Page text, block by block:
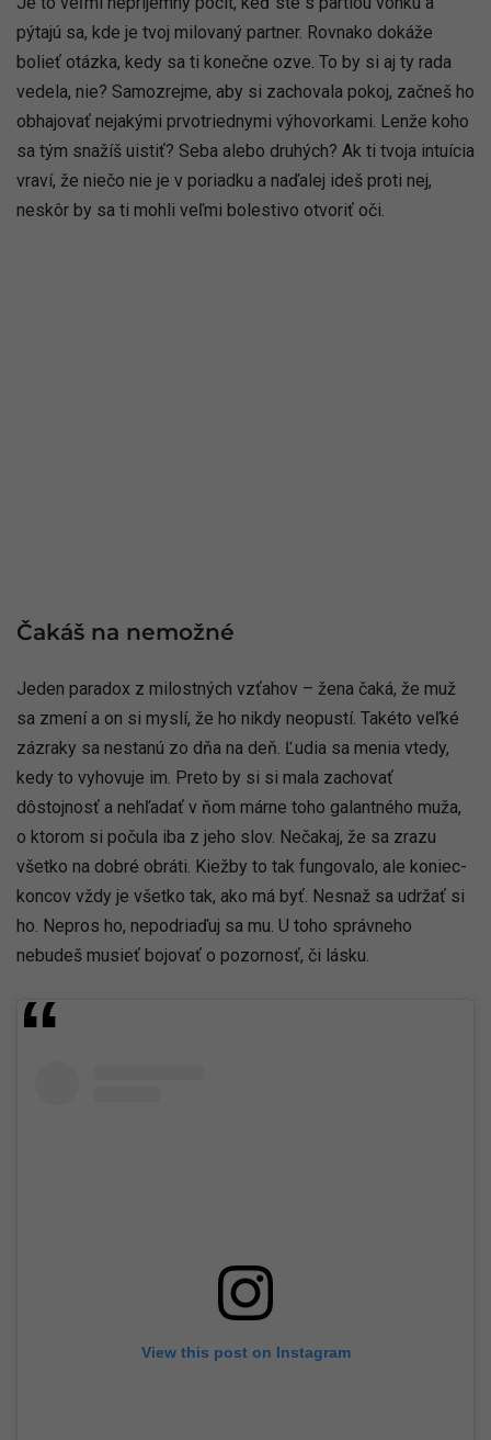
pýtajú sa, kde je tvoj milovaný partner. Rovnako dokáže
bolieť otázka, kedy sa ti konečne ozve. To by si aj ty rada
vedela, nie? Samozrejme, aby si zachovala pokoj, začneš ho
obhajovať nejakými prvotriednymi výhovorkami. Lenže koho
sa tým snažíš uistiť? Seba alebo druhých? Ak ti tvoja intuícia
vraví, že niečo nie je v poriadku a naďalej ideš proti nej,
neskôr by sa ti mohli veľmi bolestivo otvoriť oči.
Čakáš na nemožné
Jeden paradox z milostných vzťahov – žena čaká, že muž
sa zmení a on si myslí, že ho nikdy neopustí. Takéto veľké
zázraky sa nestanú zo dňa na deň. Ľudia sa menia vtedy,
kedy to vyhovuje im. Preto by si si mala zachovať
dôstojnosť a nehľadať v ňom márne toho galantného muža,
o ktorom si počula iba z jeho slov. Nečakaj, že sa zrazu
všetko na dobré obráti. Kiežby to tak fungovalo, ale koniec-
koncov vždy je všetko tak, ako má byť. Nesnaž sa udržať si
ho. Nepros ho, nepodriaďuj sa mu. U toho správneho
nebudeš musieť bojovať o pozornosť, či lásku.
View this post on Instagram